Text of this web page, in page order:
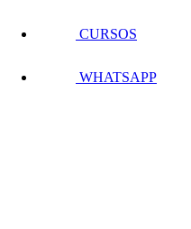
CURSOS
WHATSAPP